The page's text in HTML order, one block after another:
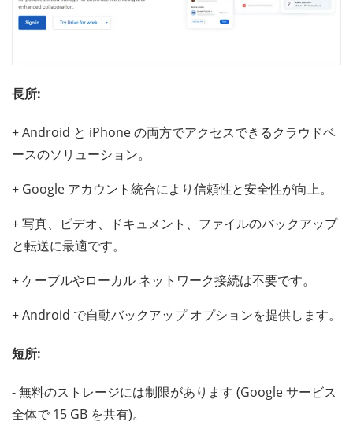
長所:
+ Android と iPhone の両方でアクセスできるクラウドベ
ースのソリューション。
+ Google アカウント統合により信頼性と安全性が向上。
+ 写真、ビデオ、ドキュメント、ファイルのバックアップ
と転送に最適です。
+ ケーブルやローカル ネットワーク接続は不要です。
+ Android で自動バックアップ オプションを提供します。
短所:
- 無料のストレージには制限があります (Google サービス
全体で 15 GB を共有)。